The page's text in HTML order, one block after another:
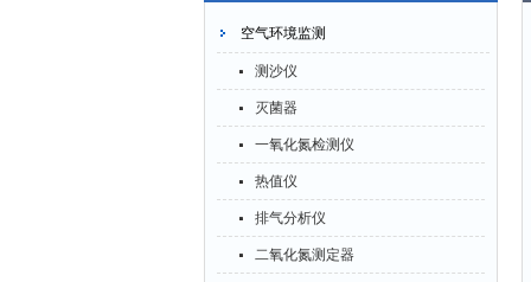
空气环境监测
测沙仪
灭菌器
一氧化氮检测仪
热值仪
排气分析仪
二氧化氮测定器